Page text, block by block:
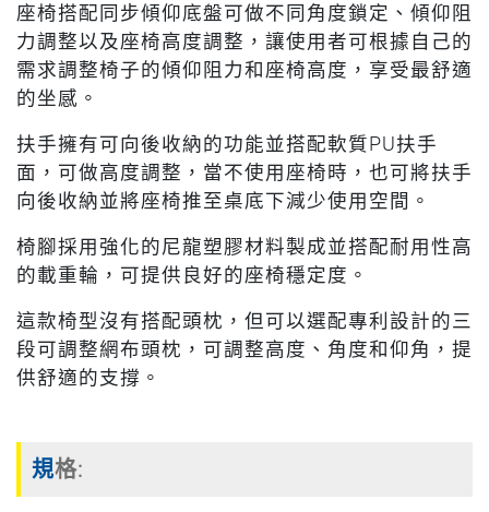
座椅搭配同步傾仰底盤可做不同角度鎖定、傾仰阻
力調整以及座椅高度調整，讓使用者可根據自己的
需求調整椅子的傾仰阻力和座椅高度，享受最舒適
的坐感。
扶手擁有可向後收納的功能並搭配軟質PU扶手
面，可做高度調整，當不使用座椅時，也可將扶手
向後收納並將座椅推至桌底下減少使用空間。
椅腳採用強化的尼龍塑膠材料製成並搭配耐用性高
的載重輪，可提供良好的座椅穩定度。
這款椅型沒有搭配頭枕，但可以選配專利設計的三
段可調整網布頭枕，可調整高度、角度和仰角，提
供舒適的支撐。
規格: